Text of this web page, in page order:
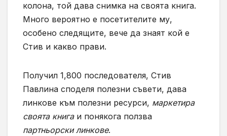
колона, той дава снимка на своята книга.
Много вероятно е посетителите му,
особено следящите, вече да знаят кой е
Стив и какво прави.
Получил 1,800 последователя, Стив
Павлина споделя полезни съвети, дава
линкове към полезни ресурси, маркетира
своята книгаи понякога ползва
партньорски линкове.